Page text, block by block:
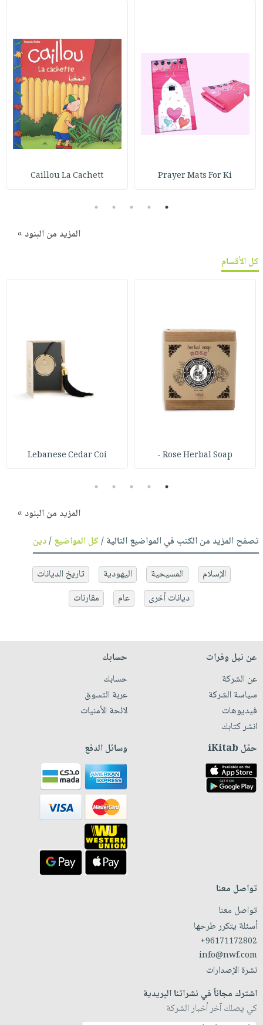
Prayer Mats For Ki
Caillou La Cachett
1
2
3
4
5
المزيد من البنود »
كل الأقسام
Rose Herbal Soap -
Lebanese Cedar Coi
1
2
3
4
5
المزيد من البنود »
تصفح المزيد من الكتب في المواضيع التالية /كل المواضيع/دين
الإسلام المسيحية اليهودية
تاريخ الديانات
ديانات أخرى
عام مقارنات
عن نيل وفرات
عن الشركة
سياسة الشركة
فيديوهات
انشر كتابك
حسابك
حسابك
عربة التسوق
لائحة الأمنيات
حمّل iKitab وسائل الدفع
تواصل معنا
تواصل معنا
أسئلة يتكرر طرحها
+96171172802
info@nwf.com
نشرة الإصدارات
اشترك مجاناً في نشراتنا البريدية
كي يصلك آخر أخبار الشركة